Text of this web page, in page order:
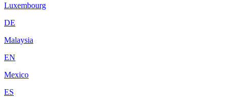
Luxembourg
DE
Malaysia
EN
Mexico
ES